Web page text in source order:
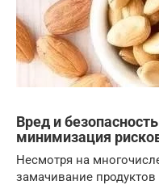
Вред и
минимизация
Несмотря на
замачивание